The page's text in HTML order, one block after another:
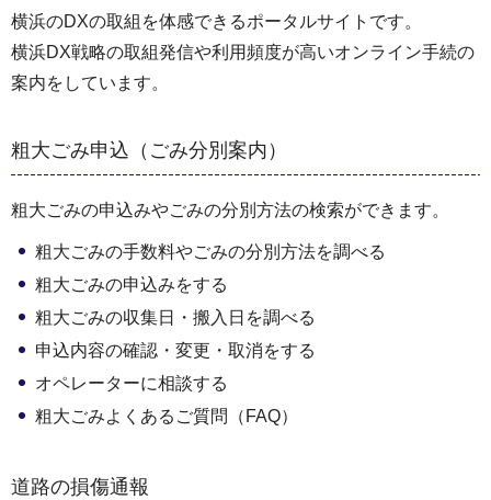
横浜のDXの取組を体感できるポータルサイトです。
横浜DX戦略の取組発信や利用頻度が高いオンライン手続の
案内をしています。
粗大ごみ申込（ごみ分別案内）
粗大ごみの申込みやごみの分別方法の検索ができます。
粗大ごみの手数料やごみの分別方法を調べる
粗大ごみの申込みをする
粗大ごみの収集日・搬入日を調べる
申込内容の確認・変更・取消をする
オペレーターに相談する
粗大ごみよくあるご質問（FAQ）
道路の損傷通報